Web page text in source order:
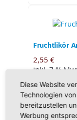
Fruchtlikör
2,55 €
inkl. 7 %
zzgl.
Lieferzeit:
IN DEN
Diese Website
Technologien
bereitzustellen
Werbung